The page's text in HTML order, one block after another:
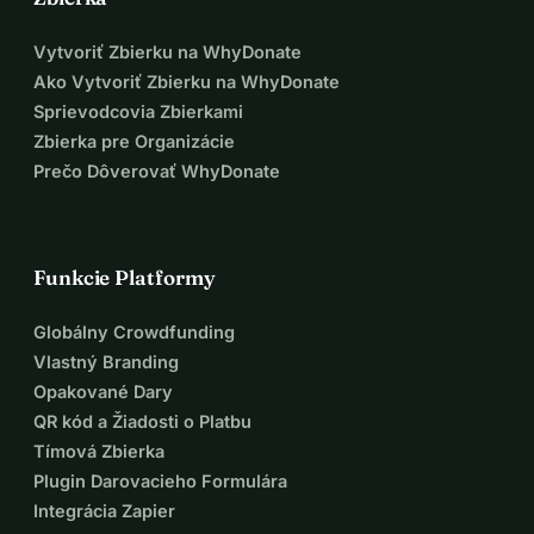
Vytvoriť Zbierku na WhyDonate
Ako Vytvoriť Zbierku na WhyDonate
Sprievodcovia Zbierkami
Zbierka pre Organizácie
Prečo Dôverovať WhyDonate
Funkcie Platformy
Globálny Crowdfunding
Vlastný Branding
Opakované Dary
QR kód a Žiadosti o Platbu
Tímová Zbierka
Plugin Darovacieho Formulára
Integrácia Zapier